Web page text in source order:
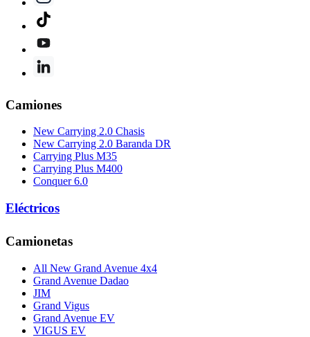
Camiones
New Carrying 2.0 Chasis
New Carrying 2.0 Baranda DR
Carrying Plus M35
Carrying Plus M400
Conquer 6.0
Eléctricos
Camionetas
All New Grand Avenue 4x4
Grand Avenue Dadao
JIM
Grand Vigus
Grand Avenue EV
VIGUS EV